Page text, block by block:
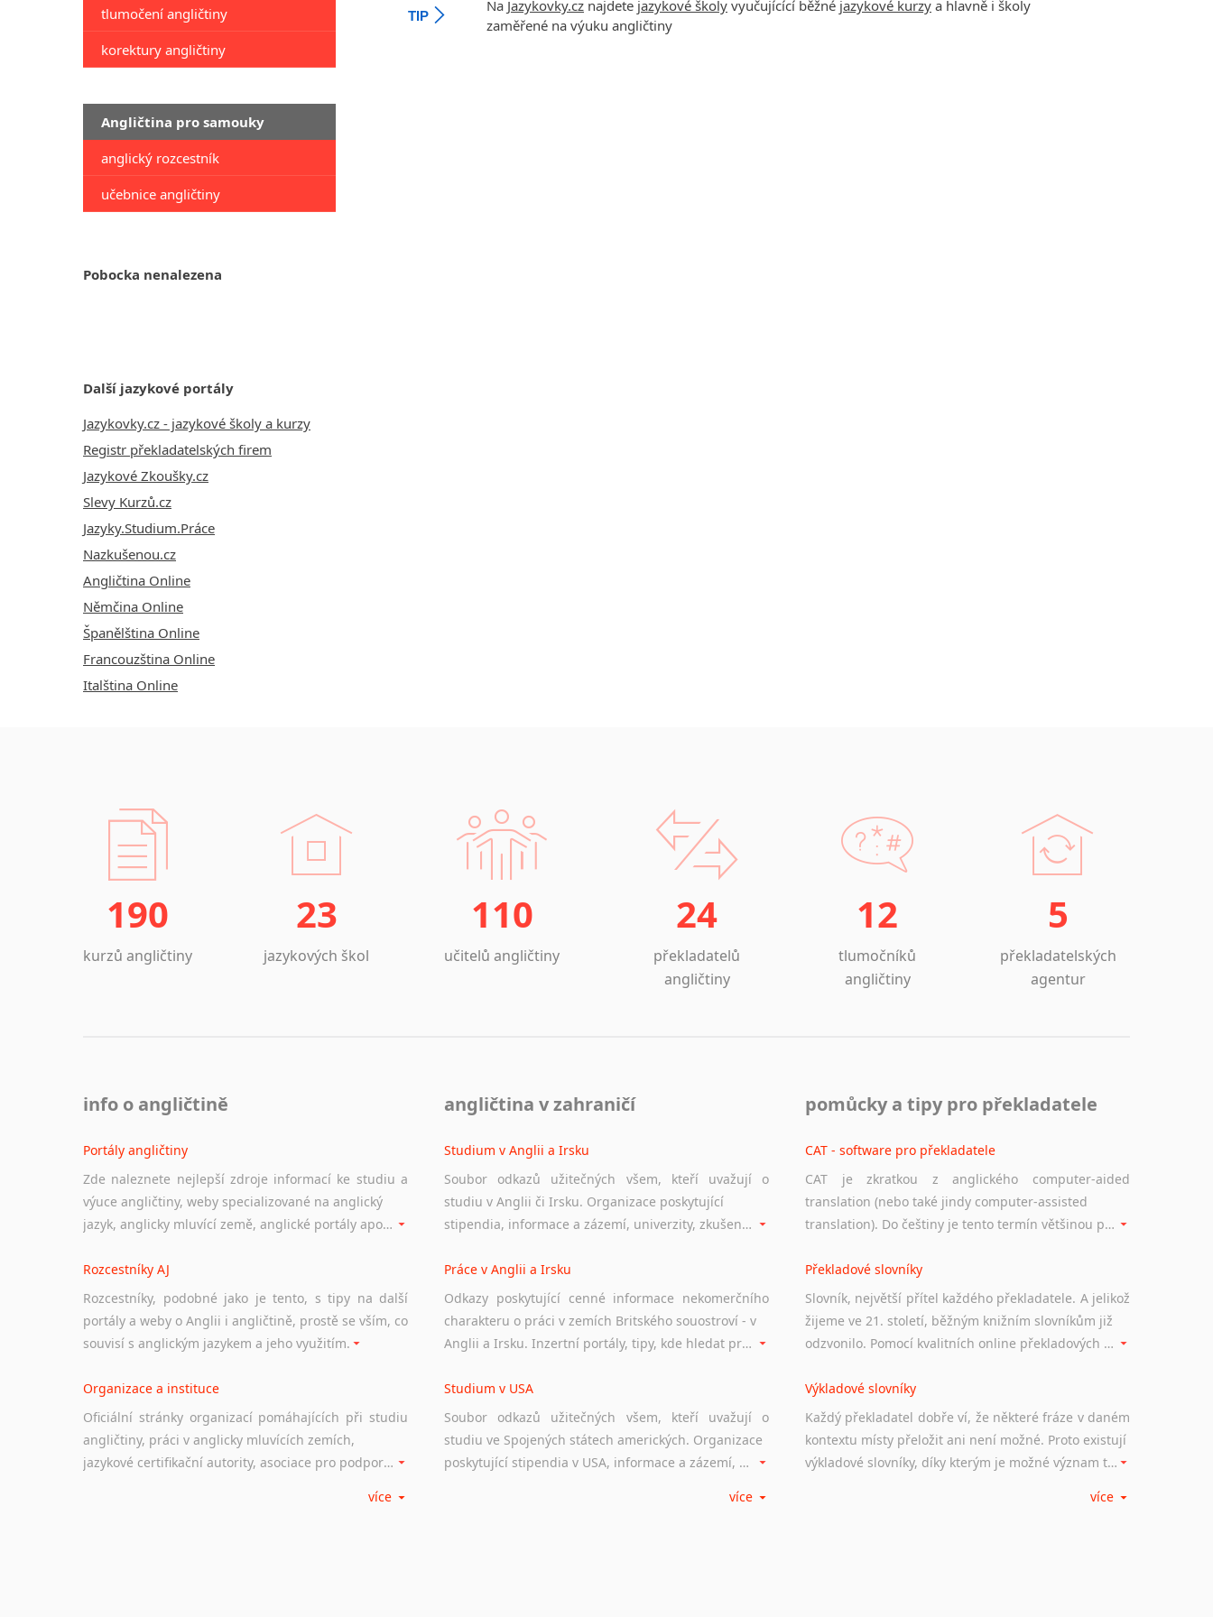
tlumočení angličtiny
korektury angličtiny
Angličtina pro samouky
anglický rozcestník
učebnice angličtiny
Pobocka nenalezena
Další jazykové portály
Jazykovky.cz - jazykové školy a kurzy
Registr překladatelských firem
Jazykové Zkoušky.cz
Slevy Kurzů.cz
Jazyky.Studium.Práce
Nazkušenou.cz
Angličtina Online
Němčina Online
Španělština Online
Francouzština Online
Italština Online
TIP
Na Jazykovky.cz najdete jazykové školy vyučujícící běžné jazykové kurzy a hlavně i školy
zaměřené na výuku angličtiny
190
kurzů angličtiny
23
jazykových škol
110
učitelů angličtiny
24
překladatelů
angličtiny
12
tlumočníků
angličtiny
5
překladatelských
agentur
info o angličtině
Portály angličtiny
Zde naleznete nejlepší zdroje informací ke studiu a
výuce angličtiny, weby specializované na anglický
jazyk, anglicky mluvící země, anglické portály apod. Rubrika obsahuje zejména komplexní a maximálně kvalitní stránky využitelné ke studiu angličtiny.
Rozcestníky AJ
Rozcestníky, podobné jako je tento, s tipy na další
portály a weby o Anglii i angličtině, prostě se vším, co
souvisí s anglickým jazykem a jeho využitím.
Organizace a instituce
Oficiální stránky organizací pomáhajících při studiu
angličtiny, práci v anglicky mluvících zemích,
jazykové certifikační autority, asociace pro podporu jazykového vzdělávání ad.
více
angličtina v zahraničí
Studium v Anglii a Irsku
Soubor odkazů užitečných všem, kteří uvažují o
studiu v Anglii či Irsku. Organizace poskytující
stipendia, informace a zázemí, univerzity, zkušenosti studentů.
Práce v Anglii a Irsku
Odkazy poskytující cenné informace nekomerčního
charakteru o práci v zemích Britského souostroví - v
Anglii a Irsku. Inzertní portály, tipy, kde hledat práci na internetu případně osobní zkušenosti ostatních.
Studium v USA
Soubor odkazů užitečných všem, kteří uvažují o
studiu ve Spojených státech amerických. Organizace
poskytující stipendia v USA, informace a zázemí, univerzity i zkušenosti studentů.
více
pomůcky a tipy pro překladatele
CAT - software pro překladatele
CAT je zkratkou z anglického computer-aided
translation (nebo také jindy computer-assisted
translation). Do češtiny je tento termín většinou překládán jako počítačem podporovaný překlad či překlad podporovaný počítačem. Nástroje CAT ukládají překládané fráze a při dalším překladu vám je automaticky nabízejí, takže se již nemusíte zdržovat s jejich dalším překládáním.
Překladové slovníky
Slovník, největší přítel každého překladatele. A jelikož
žijeme ve 21. století, běžným knižním slovníkům již
odzvonilo. Pomocí kvalitních online překladových slovníků již nemusíte únavně listovat alfabetickým schématem uspořádání, stačí napsat vstupní frázi a dřív, než řeknete švec, vyskočí vám hledaný výraz.
Výkladové slovníky
Každý překladatel dobře ví, že některé fráze v daném
kontextu místy přeložit ani není možné. Proto existují
výkladové slovníky, díky kterým je možné význam takovýchto frází rozklíčovat.
více